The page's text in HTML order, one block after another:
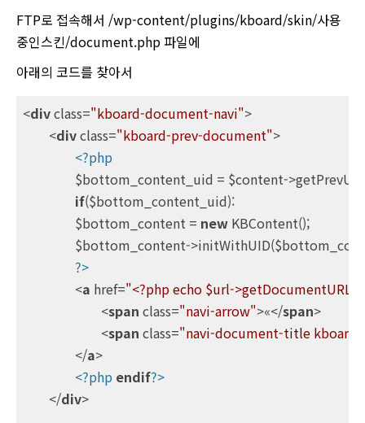
FTP로 접속해서 /wp-content/plugins/kboard/skin/사용
중인스킨/document.php 파일에
아래의 코드를 찾아서
<divclass="kboard-document-navi">
<divclass="kboard-prev-document">
<?php
if($bottom_content_uid):
		$bottom_content =
new KBContent();
?>
<a href="<?php echo $url-
<span class="navi-arrow">«</span>
<span class="navi-document-title
</a>
<?php endif?>
</div>